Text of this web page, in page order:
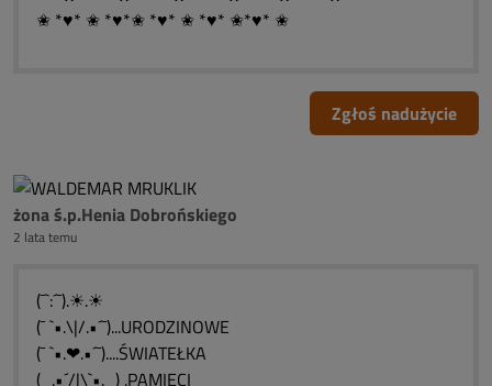
✬ *♥* ✬ *♥*✬ *♥* ✬ *♥* ✬*♥* ✬
Zgłoś nadużycie
żona ś.p.Henia Dobrońskiego
2 lata temu
(¯`:´¯).☀.☀
(¯ `•.\|/.•´¯)...URODZINOWE
(¯ `•.❤.•´¯)....ŚWIATEŁKA
(_.•´/|\`•._) .PAMIĘCI